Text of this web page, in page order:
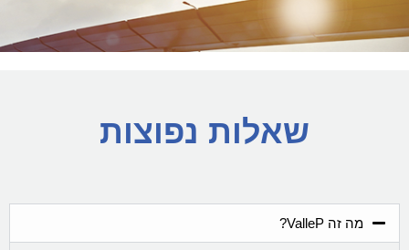
שאלות נפוצות
מה זה ValleP?